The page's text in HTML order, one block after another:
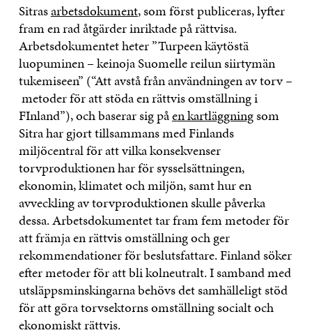
Sitrasarbetsdokument, som först publiceras, lyfter
fram en rad åtgärder inriktade på rättvisa.
Arbetsdokumentet heter ”Turpeen käytöstä
luopuminen – keinoja Suomelle reilun siirtymän
tukemiseen” (“Att avstå från användningen av torv –
metoder för att stöda en rättvis omställning i
FInland”), och baserar sig påen kartläggningsom
Sitra har gjort tillsammans med Finlands
miljöcentral för att vilka konsekvenser
torvproduktionen har för sysselsättningen,
ekonomin, klimatet och miljön, samt hur en
avveckling av torvproduktionen skulle påverka
dessa. Arbetsdokumentet tar fram fem metoder för
att främja en rättvis omställning och ger
rekommendationer för beslutsfattare. Finland söker
efter metoder för att bli kolneutralt. I samband med
utsläppsminskingarna behövs det samhälleligt stöd
för att göra torvsektorns omställning socialt och
ekonomiskt rättvis.